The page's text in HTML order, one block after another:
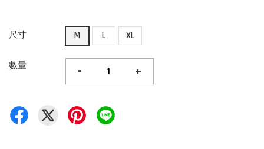
尺寸 M L XL
數量 - +